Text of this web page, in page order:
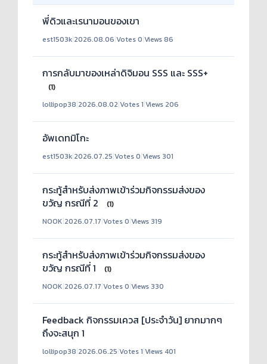
พี่ดิวและเรนามอนของเขา
est1503k|2026.08.06|Votes 0|Views 86
การกลับมาของเหล่าดิจิมอน SSS และ SSS+
(1)
lollipop38|2026.08.02|Votes 1|Views 206
อัพเดทมิโกะ
est1503k|2026.07.25|Votes 0|Views 301
กระทู้สำหรับส่งภาพเข้าร่วมกิจกรรมส่งของ
ขวัญ กรณีที่ 2
(1)
NOOK|2026.07.17|Votes 0|Views 319
กระทู้สำหรับส่งภาพเข้าร่วมกิจกรรมส่งของ
ขวัญ กรณีที่ 1
(1)
NOOK|2026.07.17|Votes 0|Views 330
Feedback กิจกรรมเควส [ประจำวัน] ยากมากๆ
ถึงจะสนุก 1
lollipop38|2026.06.25|Votes 1|Views 401